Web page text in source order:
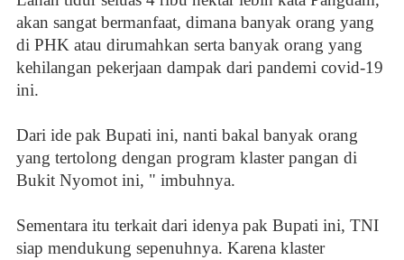
akan sangat bermanfaat, dimana banyak orang yang
di PHK atau dirumahkan serta banyak orang yang
kehilangan pekerjaan dampak dari pandemi covid-19
ini.
Dari ide pak Bupati ini, nanti bakal banyak orang
yang tertolong dengan program klaster pangan di
Bukit Nyomot ini, " imbuhnya.
Sementara itu terkait dari idenya pak Bupati ini, TNI
siap mendukung sepenuhnya. Karena klaster